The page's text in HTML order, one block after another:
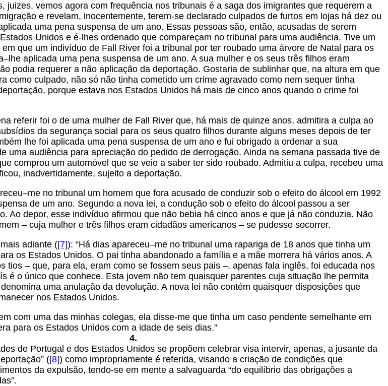
juizes, vemos agora com frequência nos tribunais é a saga dos imigrantes que requerem a
e revelam, inocentemente, terem-se declarado culpados de furtos em lojas há dez ou
uma pena suspensa de um ano. Essas pessoas são, então, acusadas de serem
Unidos e é-lhes ordenado que compareçam no tribunal para uma audiência. Tive um
que um indivíduo de Fall River foi a tribunal por ter roubado uma árvore de Natal para os
aplicada uma pena suspensa de um ano. A sua mulher e os seus três filhos eram
podia requerer a não aplicação da deportação. Gostaria de sublinhar que, na altura em que
como culpado, não só não tinha cometido um crime agravado como nem sequer tinha
porque estava nos Estados Unidos há mais de cinco anos quando o crime foi
referir foi o de uma mulher de Fall River que, há mais de quinze anos, admitira a culpa ao
da segurança social para os seus quatro filhos durante alguns meses depois de ter
lhe foi aplicada uma pena suspensa de um ano e fui obrigado a ordenar a sua
uma audiência para apreciação do pedido de derrogação. Ainda na semana passada tive de
comprou um automóvel que se veio a saber ter sido roubado. Admitiu a culpa, recebeu uma
inadvertidamente, sujeito a deportação.
no tribunal um homem que fora acusado de conduzir sob o efeito do álcool em 1992
de um ano. Segundo a nova lei, a condução sob o efeito do álcool passou a ser
Ao depor, esse indivíduo afirmou que não bebia há cinco anos e que já não conduzia. Não
– cuja mulher e três filhos eram cidadãos americanos – se pudesse socorrer.
adiante ([7]): “Há dias apareceu–me no tribunal uma rapariga de 18 anos que tinha um
os Estados Unidos. O pai tinha abandonado a família e a mãe morrera há vários anos. A
tios – que, para ela, eram como se fossem seus pais –, apenas fala inglês, foi educada nos
é o único que conhece. Esta jovem não tem quaisquer parentes cuja situação lhe permita
uma anulação da devolução. A nova lei não contém quaisquer disposições que
nos Estados Unidos.
com uma das minhas colegas, ela disse-me que tinha um caso pendente semelhante em
para os Estados Unidos com a idade de seis dias.”
4.
de Portugal e dos Estados Unidos se propõem celebrar visa intervir, apenas, a jusante da
([8]) como impropriamente é referida, visando a criação de condições que
da expulsão, tendo-se em mente a salvaguarda “do equilíbrio das obrigações a